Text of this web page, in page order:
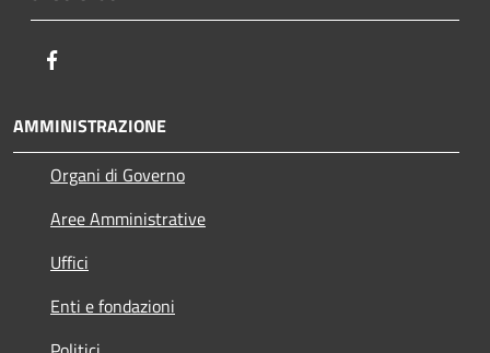
AMMINISTRAZIONE
Organi di Governo
Aree Amministrative
Uffici
Enti e fondazioni